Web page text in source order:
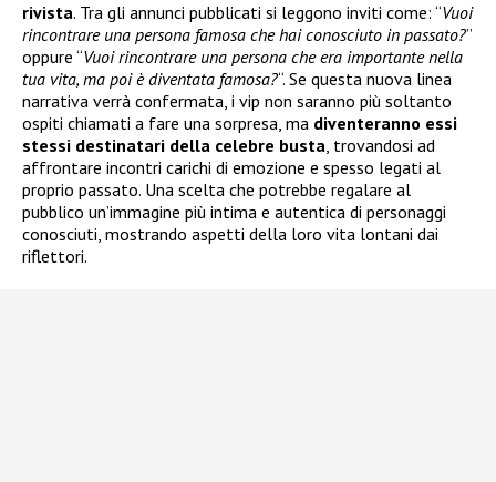
rivista. Tra gli annunci pubblicati si leggono inviti come: “Vuoi
rincontrare una persona famosa che hai conosciuto in passato?”
oppure “Vuoi rincontrare una persona che era importante nella
tua vita, ma poi è diventata famosa?“. Se questa nuova linea
narrativa verrà confermata, i vip non saranno più soltanto
ospiti chiamati a fare una sorpresa, ma diventeranno essi
stessi destinatari della celebre busta , trovandosi ad
affrontare incontri carichi di emozione e spesso legati al
proprio passato. Una scelta che potrebbe regalare al
pubblico un’immagine più intima e autentica di personaggi
conosciuti, mostrando aspetti della loro vita lontani dai
riflettori.